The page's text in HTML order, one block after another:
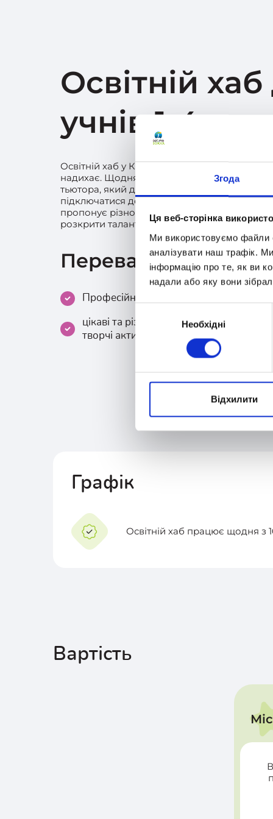
Згода
Ця веб-сторінка
Ми використовуємо файли
аналізувати наш трафік.
інформацію про те, як ви
надали або яку вони
згоди
Необхідні
Відхилити
Освітній
учнів 1-4
Освітній хаб у Києві – це безпечне
надихає. Щодня діти навчаються в
тьютора, який допомагає їм орієнтуватися в
підключатися до онлайн-уроків, пояснює
пропонує різноманітні активності, свята
розкрити таланти вашої дитини.
Переваги
Професійний супровід протягом
цікаві та різноманітні заняття:
творчі активності.
Графік
Освітній хаб працює щодня з
Вартість